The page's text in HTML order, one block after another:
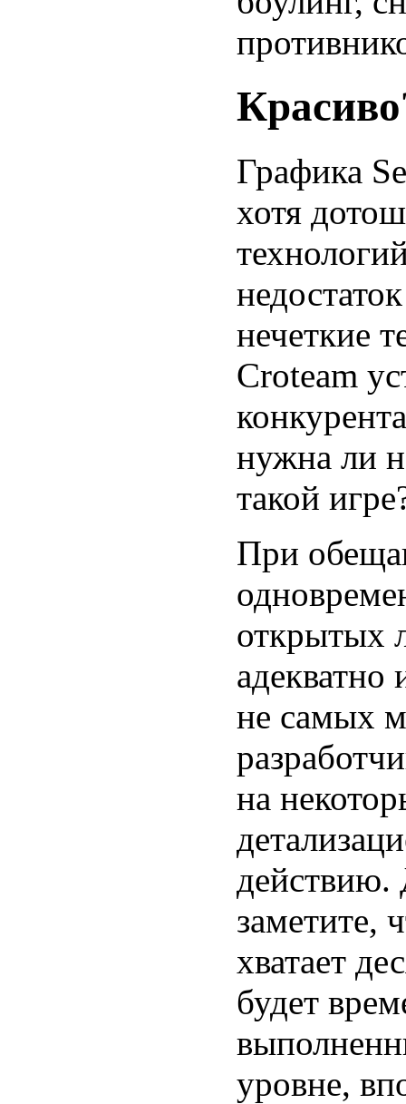
Графика
хотя
нечеткие
Croteam
нужна ли
такой
При
открытых
адекватно
не самых
на
действию.
заметите,
хватает
будет
уровне,